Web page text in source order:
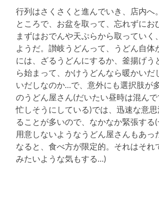
行列はさくさくと進んでいき、店内へ
ところで、お盆を取って、忘れずにお
まずはおでんや天ぷらから取っていく
ようだ。讃岐うどんって、うどん自体
には、ざるうどんにするか、釜揚げう
ら始まって、かけうどんなら暖かいだ
いだしなのか…で、意外にも選択肢が
のうどん屋さん(だいたい昼時は混ん
忙しそうにしている)では、迅速な意
ることが多いので、なかなか緊張する
用意しないようなうどん屋さんもあっ
なると、食べ方が限定的。それはそれ
みたいような気もする…)